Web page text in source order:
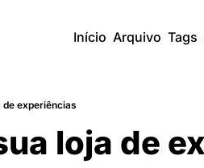
Início Arquivo Tags
de experiências
loja de